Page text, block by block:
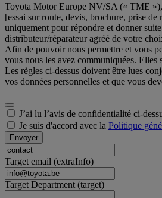
Toyota Motor Europe NV/SA (« TME »),
[essai sur route, devis, brochure, prise
uniquement pour répondre et donner
distributeur/réparateur agréé de votre
Afin de pouvoir nous permettre et vous
vous nous les avez communiquées. Elles
Les règles ci-dessus doivent être lues
vos données personnelles et que vous
J’ai lu l’avis de confidentialité ci-
Je suis d'accord avec la Politique
Envoyer
Target email (extraInfo)
Target Department (target)